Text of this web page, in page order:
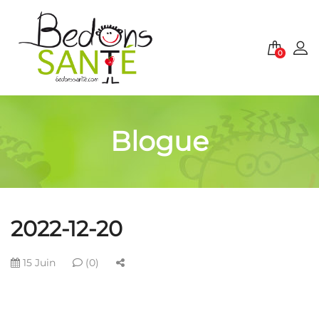
0
Blogue
2022-12-20
15 Juin (0)